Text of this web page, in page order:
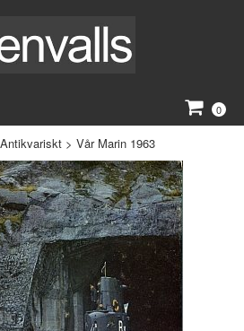
0
Antikvariskt > Vår Marin 1963